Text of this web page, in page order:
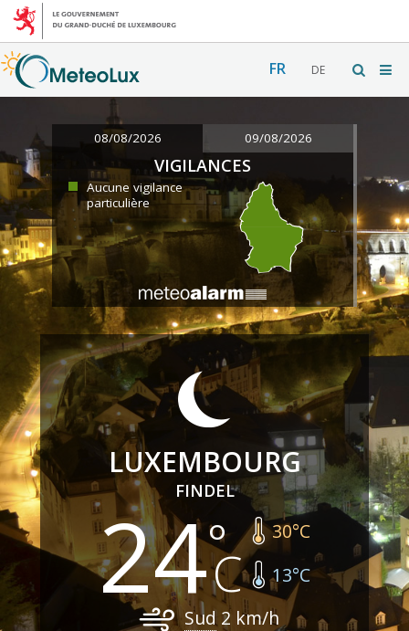
FR DE
08/08/2026 09/08/2026
VIGILANCES
Aucune vigilance
particulière
LUXEMBOURG
FINDEL
24 30°C
13°C
Sud 2 km/h